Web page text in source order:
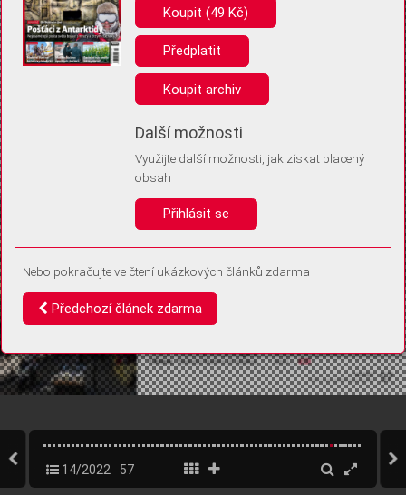
Pro základní fungování webu nepotřebujeme ukládat žádné informace
(tzv. cookies apod.). Rádi bychom vás ale požádali o souhlas s
uložením volitelných informací:
Anonymní unikátní ID
Díky němu příště poznáme, že se jedná o stejné zařízení, a
Identifikátor je zcela anonymní.
Vaše souhlasy a odmítnutí si ukládáme do vašeho zařízení, abychom se
vás už příště znovu neptali. Můžete je kdykoli později upravit ve Správě
14/2022 57
Koupit (49 Kč)
Předplatit
Koupit archiv
Další možnosti
Využijte další možnosti, jak získat placený
obsah
Přihlásit se
Nebo pokračujte ve čtení ukázkových článků zdarma
Předchozí článek zdarma